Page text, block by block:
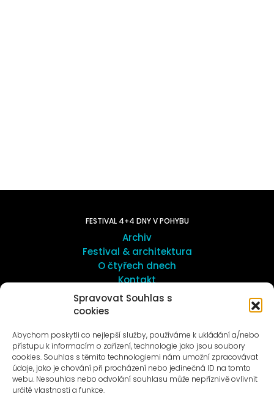
Spravovat Souhlas s
cookies
Abychom poskytli co nejlepší služby, používáme k ukládání a/nebo
přístupu k informacím o zařízení, technologie jako jsou soubory
cookies. Souhlas s těmito technologiemi nám umožní zpracovávat
údaje, jako je chování při procházení nebo jedinečná ID na tomto
webu. Nesouhlas nebo odvolání souhlasu může nepříznivě ovlivnit
určité vlastnosti a funkce.
FESTIVAL 4+4 DNY V POHYBU
Archiv
Festival & architektura
O čtyřech dnech
Kontakt
O umění v Motole